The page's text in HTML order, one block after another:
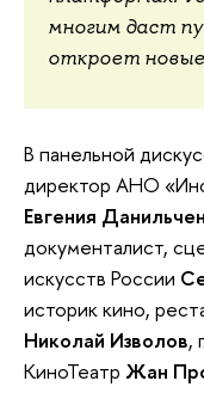
многим даст
откроет
В панельной
директор АНО
Евгения
документалист,
искусств России
историк кино,
Николай Изволов,
КиноТеатр Жан